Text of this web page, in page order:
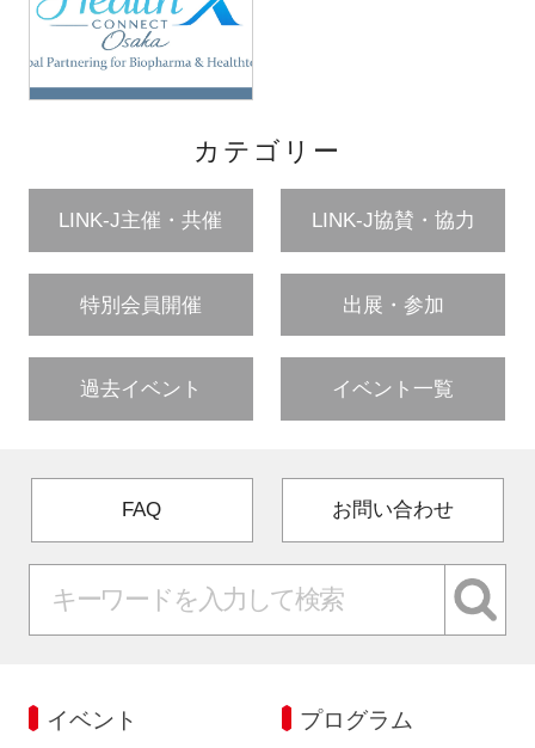
カテゴリー
LINK-J主催・共催 LINK-J協賛・協力
特別会員開催 出展・参加
過去イベント イベント一覧
FAQ お問い合わせ
イベント プログラム